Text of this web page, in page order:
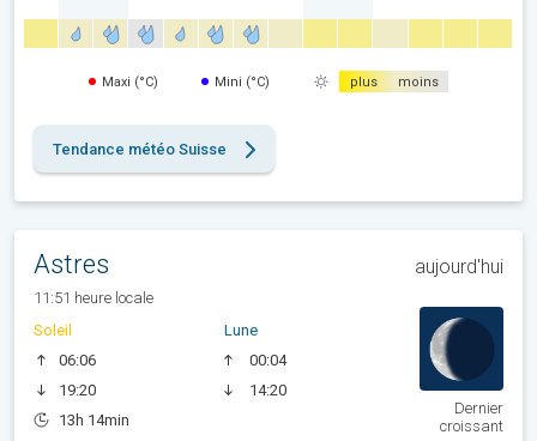
Maxi (°C) Mini (°C) plus moins
Tendance météo Suisse
Astres aujourd'hui
11:51 heure locale
Soleil
06:06
19:20
13h 14min
Lune
00:04
14:20
Dernier
croissant